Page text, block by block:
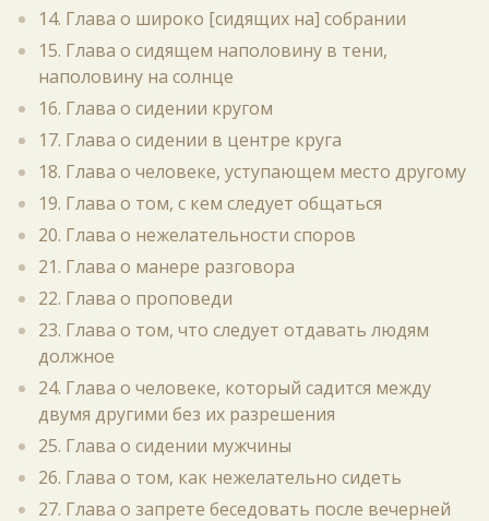
14. Глава о широко [сидящих на] собрании
15. Глава о сидящем наполовину в тени,
наполовину на солнце
16. Глава о сидении кругом
17. Глава о сидении в центре круга
18. Глава о человеке, уступающем место другому
19. Глава о том, с кем следует общаться
20. Глава о нежелательности споров
21. Глава о манере разговора
22. Глава о проповеди
23. Глава о том, что следует отдавать людям
должное
24. Глава о человеке, который садится между
двумя другими без их разрешения
25. Глава о сидении мужчины
26. Глава о том, как нежелательно сидеть
27. Глава о запрете беседовать после вечерней